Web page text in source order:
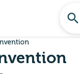
search